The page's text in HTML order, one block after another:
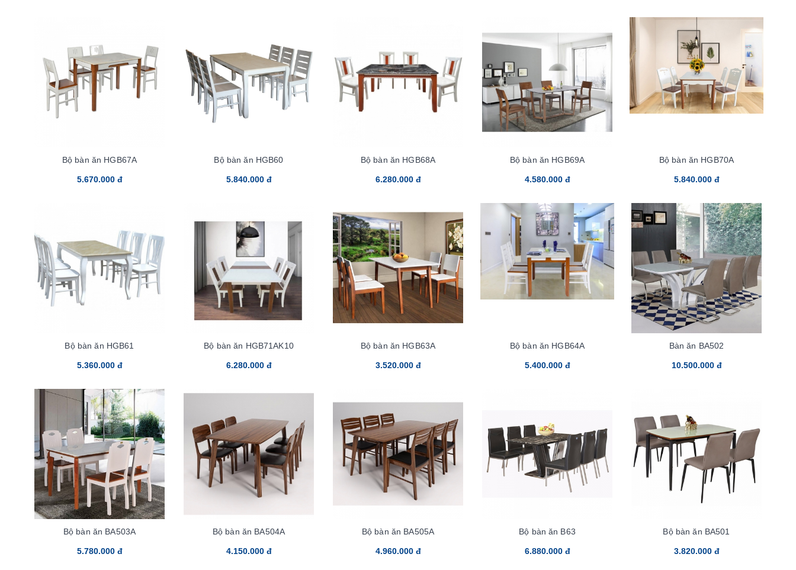
Bộ bàn ăn HGB67A
5.670.000 đ
Bộ bàn ăn HGB60
5.840.000 đ
Bộ bàn ăn HGB68A
6.280.000 đ
Bộ bàn ăn HGB69A
4.580.000 đ
Bộ bàn ăn HGB70A
5.840.000 đ
Bộ bàn ăn HGB61
5.360.000 đ
Bộ bàn ăn HGB71AK10
6.280.000 đ
Bộ bàn ăn HGB63A
3.520.000 đ
Bộ bàn ăn HGB64A
5.400.000 đ
Bàn ăn BA502
10.500.000 đ
Bộ bàn ăn BA503A
5.780.000 đ
Bộ bàn ăn BA504A
4.150.000 đ
Bộ bàn ăn BA505A
4.960.000 đ
Bộ bàn ăn B63
6.880.000 đ
Bộ bàn ăn BA501
3.820.000 đ